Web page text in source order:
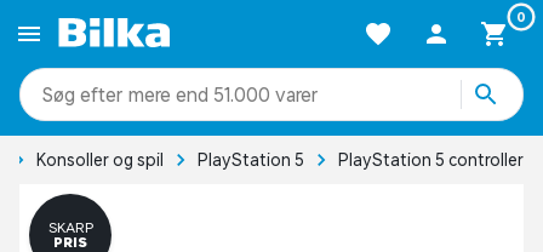
0
mere end 51.000 varer
Konsoller og spil PlayStation 5 PlayStation 5 controller
SKARP
PRIS